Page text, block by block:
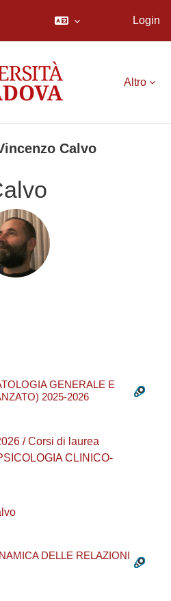
Login
Altro
Calvo
GENERALE E
2025-2026
/ Corsi di laurea
CLINICO-
DELLE RELAZIONI